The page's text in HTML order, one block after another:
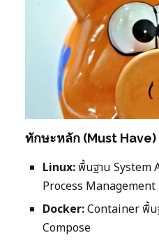
ทักษะหลัก (Must Have)
Linux:พื้นฐาน System
Process Management
Docker:Container พื้
Compose